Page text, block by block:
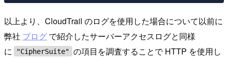
以上より、CloudTrail のログを使用した場合について以前に
弊社 ブログ で紹介したサーバーアクセスログと同様
に
"CipherSuite" の項目を調査することで HTTP を使用し